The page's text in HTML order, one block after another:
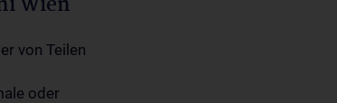
von Teilen
oder